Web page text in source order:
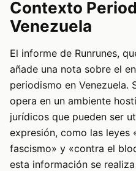
Contexto
Venezuela
El informe de Runrunes,
añade una nota sobre el
periodismo en Venezuela.
opera en un ambiente
jurídicos que pueden ser
expresión, como las leyes
fascismo» y «contra el
esta información se